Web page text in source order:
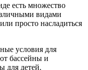
есть множество
видами
просто насладиться
условия для
бассейны и
для детей.